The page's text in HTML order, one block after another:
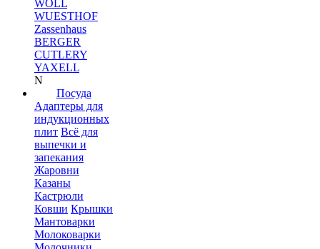
WOLL
WUESTHOF
Zassenhaus
BERGER
CUTLERY
YAXELL
N
Посуда
Адаптеры для
индукционных
плит Всё для
выпечки и
запекания
Жаровни
Казаны
Кастрюли
Ковши Крышки
Мантоварки
Молоковарки